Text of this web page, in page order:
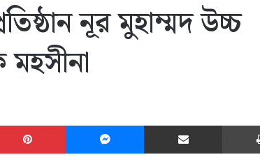
নূর মুহাম্মদ উচ্চ
মহসীনা
Pinterest Messenger Share via Email